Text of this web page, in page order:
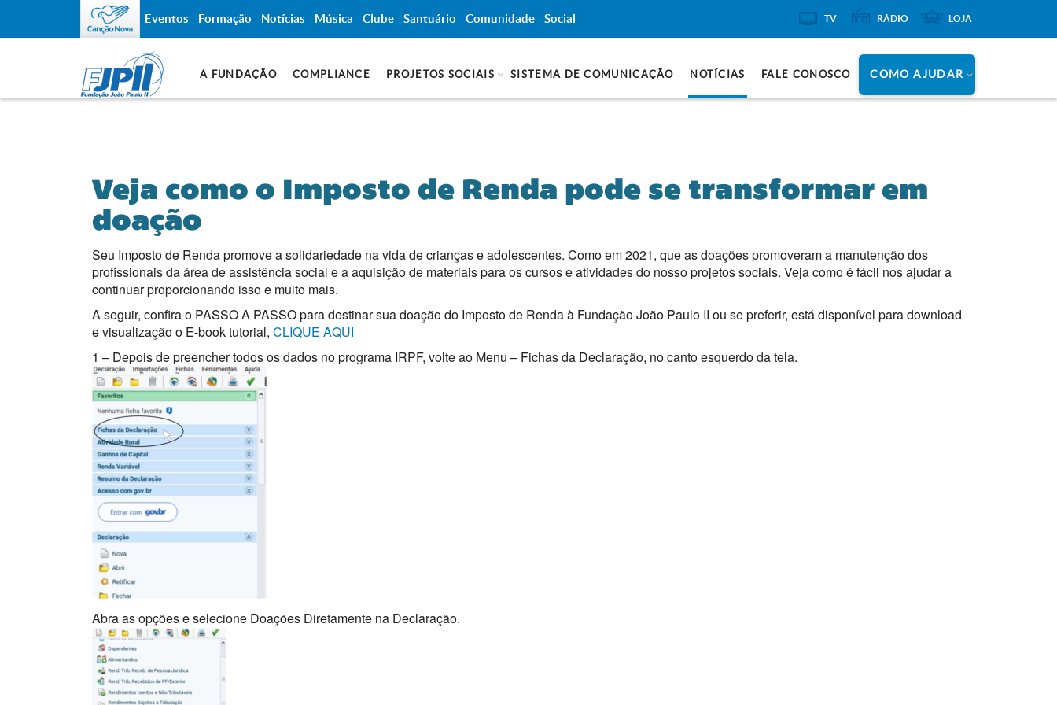
A FUNDAÇÃO COMPLIANCE PROJETOS SOCIAIS SISTEMA DE COMUNICAÇÃO NOTÍCIAS FALE CONOSCO COMO AJUDAR
Veja como o Imposto de Renda pode se transformar em
doação
Seu Imposto de Renda promove a solidariedade na vida de crianças e adolescentes. Como em 2021, que as doações promoveram a manutenção dos
profissionais da área de assistência social e a aquisição de materiais para os cursos e atividades do nosso projetos sociais. Veja como é fácil nos ajudar a
continuar proporcionando isso e muito mais.
A seguir, confira o PASSO A PASSO para destinar sua doação do Imposto de Renda à Fundação João Paulo II ou se preferir, está disponível para download
e visualização o E-book tutorial, CLIQUE AQUI
1 – Depois de preencher todos os dados no programa IRPF, volte ao Menu – Fichas da Declaração, no canto esquerdo da tela.
Abra as opções e selecione Doações Diretamente na Declaração.
Eventos Formação Notícias Música Clube Santuário Comunidade Social TV RÁDIO LOJA